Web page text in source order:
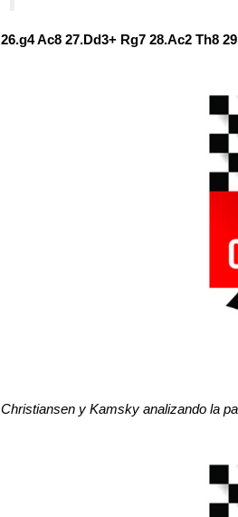
26.g4 Ac8 27.Dd3+ Rg7 28.Ac2 Th8
Christiansen y Kamsky analizando la